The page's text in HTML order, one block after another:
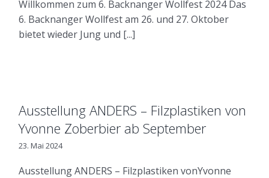
Willkommen zum 6. Backnanger Wollfest 2024 Das
6. Backnanger Wollfest am 26. und 27. Oktober
bietet wieder Jung und [...]
Ausstellung ANDERS – Filzplastiken von
Yvonne Zoberbier ab September
23. Mai 2024
Ausstellung ANDERS – Filzplastiken vonYvonne